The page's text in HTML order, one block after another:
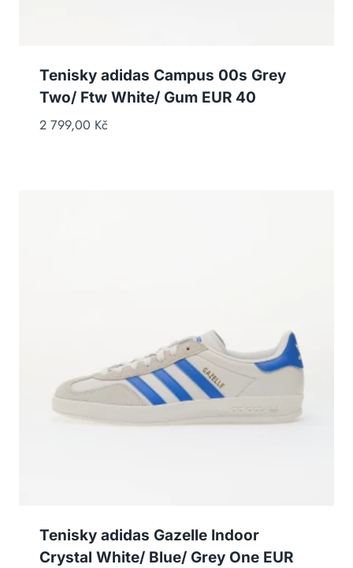
Tenisky adidas Campus 00s Grey
Two/ Ftw White/ Gum EUR 40
2 799,00 Kč
Tenisky adidas Gazelle Indoor
Crystal White/ Blue/ Grey One EUR